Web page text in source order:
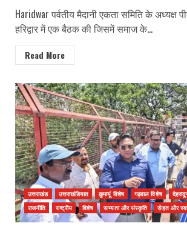
Haridwar पर्वतीय मैदानी एकता समिति के अध्यक्ष
हरिद्वार में एक बैठक की जिसमें समाज के...
Read More
उत्तराखंड उत्तराखंडियात कुमायूं विशेष गढ़वाल विशेष
राजनीति
राष्ट्रीय विशेष सभ्यता और संस्कृति सेहत और